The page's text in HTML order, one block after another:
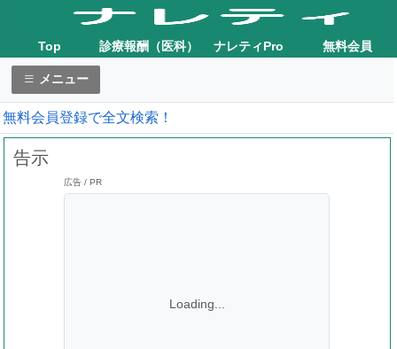
Top 診療報酬（医科） ナレティPro 無料会員
メニュー
無料会員登録で全文検索！
告示
広告 / PR
Loading...